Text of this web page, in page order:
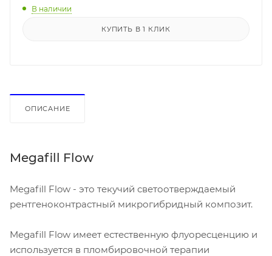
В наличии
КУПИТЬ В 1 КЛИК
ОПИСАНИЕ
Megafill Flow
Megafill Flow - это текучий светоотверждаемый
рентгеноконтрастный микрогибридный композит.
Megafill Flow имеет естественную флуоресценцию и
используется в пломбировочной терапии